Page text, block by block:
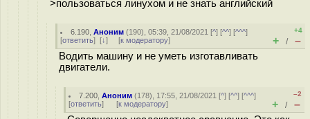
>пользоваться линухом и не знать английский
6.190 ,Аноним (190), 05:39, 21/08/2021 [^] [^^] [^^^]
[ответить] [↓] [к модератору]
+4
+ / –
Водить машину и не уметь изготавливать
двигатели.
7.200 ,Аноним (178), 17:55, 21/08/2021 [^] [^^] [^^^]
[ответить] [к модератору]
–2
+ / –